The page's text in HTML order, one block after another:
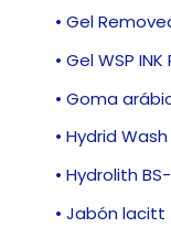
• Gel
• Gel WSP
• Goma
• Hydrid
• Hydrolith
• Jabón lacitt